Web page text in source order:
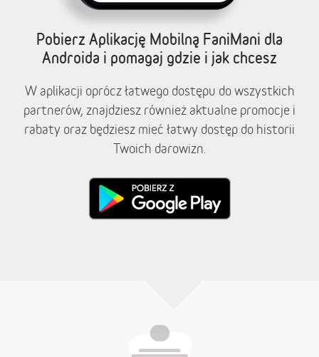
Pobierz Aplikację Mobilną FaniMani dla
Androida i pomagaj gdzie i jak chcesz
W aplikacji oprócz łatwego dostępu do wszystkich
partnerów, znajdziesz również aktualne promocje i
rabaty oraz będziesz mieć łatwy dostęp do historii
Twoich darowizn.